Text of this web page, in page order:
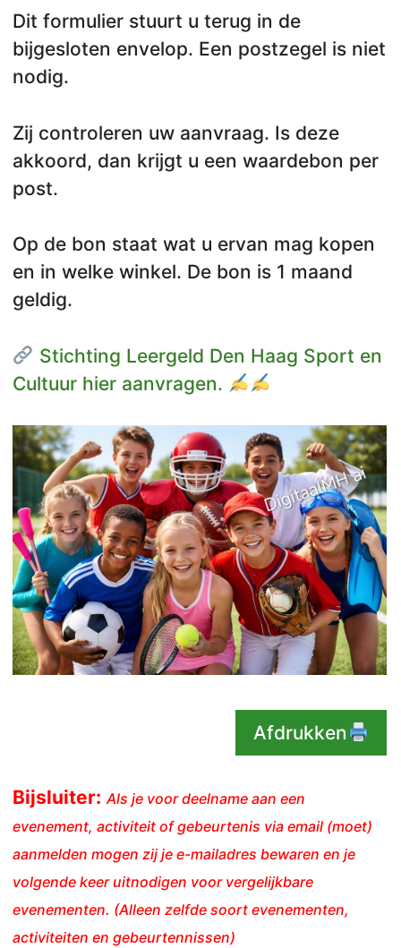
Dit formulier stuurt u terug in de
bijgesloten envelop. Een postzegel is niet
nodig.
Zij controleren uw aanvraag. Is deze
akkoord, dan krijgt u een waardebon per
post.
Op de bon staat wat u ervan mag kopen
en in welke winkel. De bon is 1 maand
geldig.
Stichting Leergeld Den Haag Sport en
Cultuur hier aanvragen.
Afdrukken
Bijsluiter: Als je voor deelname aan een
evenement, activiteit of gebeurtenis via email (moet)
aanmelden mogen zij je e-mailadres bewaren en je
volgende keer uitnodigen voor vergelijkbare
evenementen. (Alleen zelfde soort evenementen,
activiteiten en gebeurtennissen)